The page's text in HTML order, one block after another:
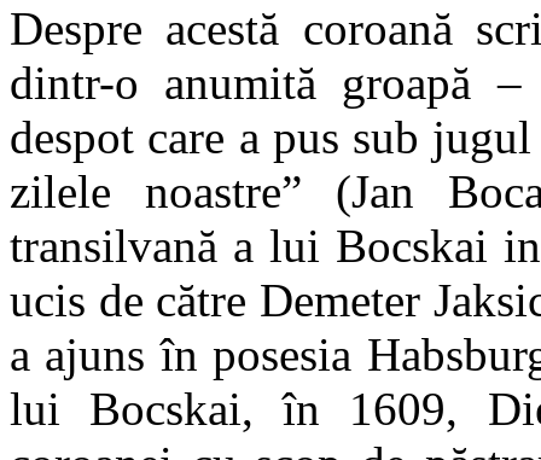
Despre acestă coroană
dintr-o anumită groapă
despot care a pus sub
zilele noastre” (Jan
transilvană a lui Bocskai
ucis de către Demeter
a ajuns în posesia
lui Bocskai, în 1609,